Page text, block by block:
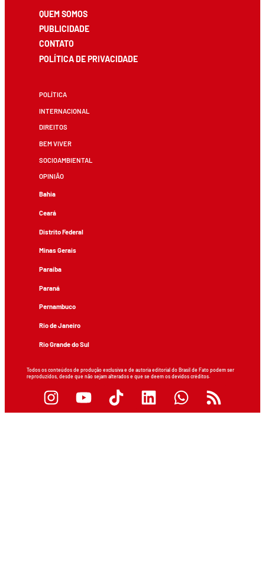
QUEM SOMOS
PUBLICIDADE
CONTATO
POLÍTICA DE PRIVACIDADE
POLÍTICA
INTERNACIONAL
DIREITOS
BEM VIVER
SOCIOAMBIENTAL
OPINIÃO
Bahia
Ceará
Distrito Federal
Minas Gerais
Paraíba
Paraná
Pernambuco
Rio de Janeiro
Rio Grande do Sul
Todos os conteúdos de produção exclusiva e de autoria editorial do Brasil de Fato podem ser
reproduzidos, desde que não sejam alterados e que se deem os devidos créditos.